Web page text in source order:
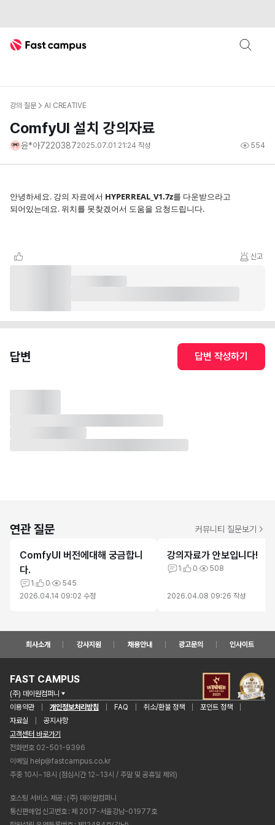
Fast Campus
강의 질문 AI CREATIVE
ComfyUI 설치 강의자료
윤*아72203872025.07.01 21:24 작성 554
안녕하세요. 강의 자료에서 HYPERREAL_V1.7z를 다운받으라고
되어있는데요. 위치를 못찾겠어서 도움을 요청드립니다.
신고
답변 답변 작성하기
연관 질문 커뮤니티 질문보기
ComfyUI 버전에대해 궁금합니
다.
1 0
545
2026.04.14 09:02 수정
강의자료가 안보입니다!
1 0 508
2026.04.08 09:26 작성
회사소개 강사지원 채용안내 광고문의 인사이트
FAST CAMPUS
(주) 데이원컴퍼니
이용약관
개인정보처리방침 FAQ 취소/환불 정책
포인트 정책
자료실
공지사항
고객센터 바로가기
전화번호 02-501-9396
이메일 help@fastcampus.co.kr
주중 10시~18시 (점심시간 12~13시 / 주말 및 공휴일 제외)
호스팅 서비스 제공 (주) 데이원컴퍼니
통신판매업 신고번호 제 2017-서울강남-01977호